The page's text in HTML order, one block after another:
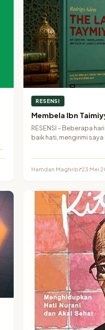
RESENSI
Membela Ibn
RESENSI – Beberapa
baik hati, mengirimi saya
Hamdan Maghribi 23 Mei